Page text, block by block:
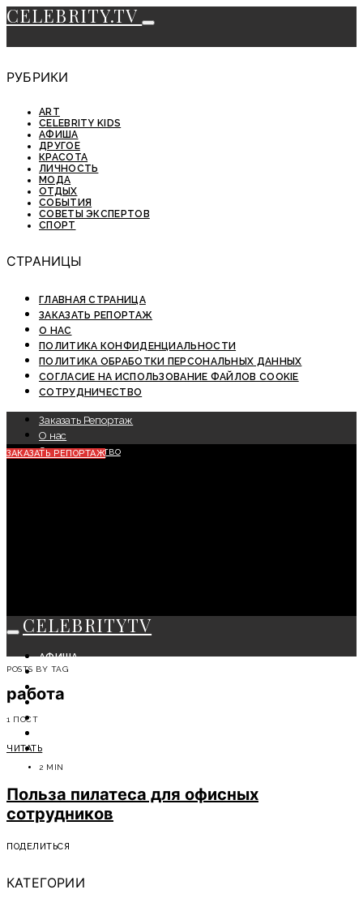
CELEBRITY.TV
РУБРИКИ
ART
CELEBRITY KIDS
АФИША
ДРУГОЕ
КРАСОТА
ЛИЧНОСТЬ
МОДА
ОТДЫХ
СОБЫТИЯ
СОВЕТЫ ЭКСПЕРТОВ
СПОРТ
СТРАНИЦЫ
ГЛАВНАЯ СТРАНИЦА
ЗАКАЗАТЬ РЕПОРТАЖ
О НАС
ПОЛИТИКА КОНФИДЕНЦИАЛЬНОСТИ
ПОЛИТИКА ОБРАБОТКИ ПЕРСОНАЛЬНЫХ ДАННЫХ
СОГЛАСИЕ НА ИСПОЛЬЗОВАНИЕ ФАЙЛОВ COOKIE
СОТРУДНИЧЕСТВО
Заказать Репортаж
О нас
Сотрудничество
ЗАКАЗАТЬ РЕПОРТАЖ
CELEBRITYTV
АФИША
СОБЫТИЯ
КРАСОТА
МОДА
СОВЕТЫ ЭКСПЕРТОВ
POSTS BY TAG
работа
1 ПОСТ
ЧИТАТЬ
2 MIN
Польза пилатеса для офисных
сотрудников
ПОДЕЛИТЬСЯ
КАТЕГОРИИ